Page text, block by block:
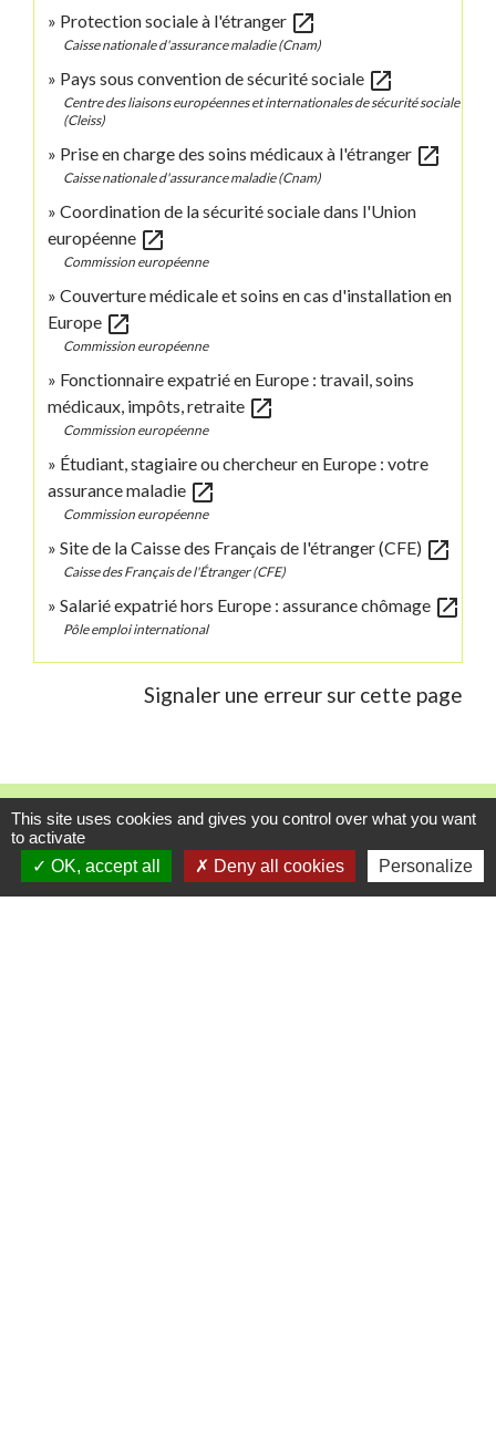
Protection sociale à l'étranger open_in_new
Caisse nationale d'assurance maladie (Cnam)
Pays sous convention de sécurité sociale open_in_new
Centre des liaisons européennes et internationales de sécurité sociale
(Cleiss)
Prise en charge des soins médicaux à l'étranger open_in_new
Caisse nationale d'assurance maladie (Cnam)
Coordination de la sécurité sociale dans l'Union
européenne open_in_new
Commission européenne
Couverture médicale et soins en cas d'installation en
Europe open_in_new
Commission européenne
Fonctionnaire expatrié en Europe : travail, soins
médicaux, impôts, retraite open_in_new
Commission européenne
Étudiant, stagiaire ou chercheur en Europe : votre
assurance maladie open_in_new
Commission européenne
Site de la Caisse des Français de l'étranger (CFE) open_in_new
Caisse des Français de l'Étranger (CFE)
Salarié expatrié hors Europe : assurance chômage open_in_new
Pôle emploi international
Signaler une erreur sur cette page
Contacts
Commune de Danne-et-Quatre-Vents
2 Rue de l'Église
This site uses cookies and gives you control over what you want
to activate
OK, accept all
Deny all cookies Personalize